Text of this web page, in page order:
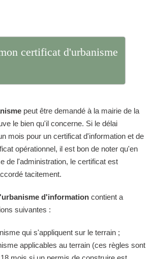
certificat d'urbanisme
peut être demandé à la mairie de la
le bien qu'il concerne. Si le délai
mois pour un certificat d'information et de
opérationnel, il est bon de noter qu'en
de l'administration, le certificat est
tacitement.
d'information contient a
suivantes :
qui s'appliquent sur le terrain ;
applicables au terrain (ces règles sont